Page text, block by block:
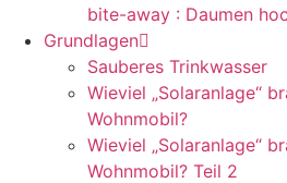
bite-away : Daumen
Grundlagen
Sauberes Trinkwasser
Wieviel „Solaranlage“
Wohnmobil?
Wieviel „Solaranlage“
Wohnmobil? Teil 2